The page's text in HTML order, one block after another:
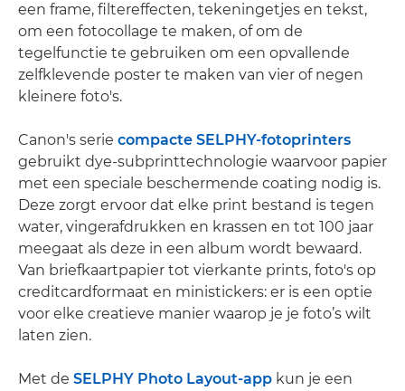
een frame, filtereffecten, tekeningetjes en tekst,
om een fotocollage te maken, of om de
tegelfunctie te gebruiken om een opvallende
zelfklevende poster te maken van vier of negen
kleinere foto's.
Canon's serie compacte SELPHY-fotoprinters
gebruikt dye-subprinttechnologie waarvoor papier
met een speciale beschermende coating nodig is.
Deze zorgt ervoor dat elke print bestand is tegen
water, vingerafdrukken en krassen en tot 100 jaar
meegaat als deze in een album wordt bewaard.
Van briefkaartpapier tot vierkante prints, foto's op
creditcardformaat en ministickers: er is een optie
voor elke creatieve manier waarop je je foto’s wilt
laten zien.
Met de SELPHY Photo Layout-app kun je een